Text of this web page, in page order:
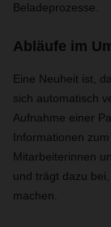
Beladeprozesse.
Abläufe im
Eine Neuheit ist,
sich automatisch
Aufnahme einer
Informationen
Mitarbeiterinnen
und trägt dazu
machen.